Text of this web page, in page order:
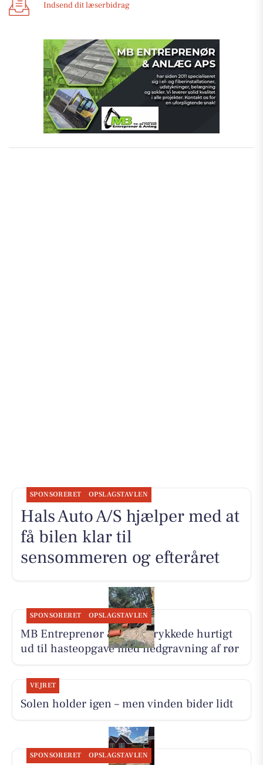
Indsend dit læserbidrag
SPONSORERET OPSLAGSTAVLEN
Hals Auto A/S hjælper med at
få bilen klar til
sensommeren og efteråret
SPONSORERET OPSLAGSTAVLEN
MB Entreprenør & Anlæg rykkede hurtigt
ud til hasteopgave med nedgravning af rør
VEJRET
Solen holder igen – men vinden bider lidt
SPONSORERET OPSLAGSTAVLEN